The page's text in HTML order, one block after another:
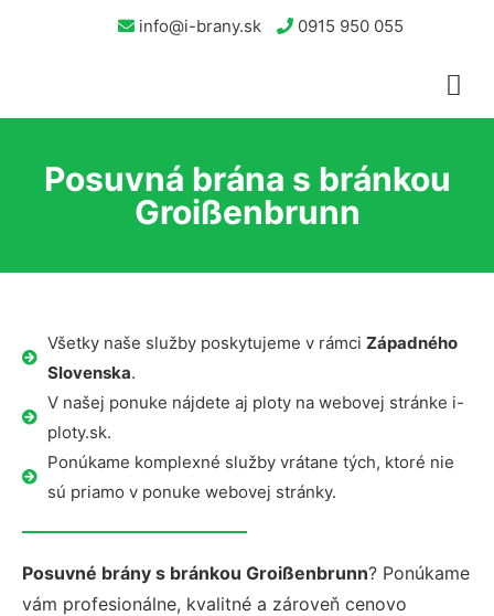
info@i-brany.sk 0915 950 055
Posuvná brána s bránkou
Groißenbrunn
Všetky naše služby poskytujeme v rámci Západného
Slovenska.
V našej ponuke nájdete aj ploty na webovej stránke i-
ploty.sk.
Ponúkame komplexné služby vrátane tých, ktoré nie
sú priamo v ponuke webovej stránky.
Posuvné brány s bránkou Groißenbrunn? Ponúkame
vám profesionálne, kvalitné a zároveň cenovo